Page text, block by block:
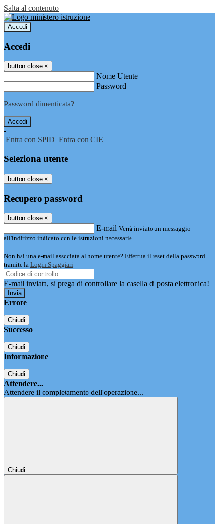
Salta al contenuto
Accedi
Accedi
button close ×
Nome Utente
Password
Password dimenticata?
-
Entra con SPID Entra con CIE
Seleziona utente
button close ×
Recupero password
button close ×
E-mail Verrà inviato un messaggio
all'indirizzo indicato con le istruzioni necessarie.
Non hai una e-mail associata al nome utente? Effettua il reset della password
tramite la Login Spaggiari
E-mail inviata, si prega di controllare la casella di posta elettronica!
Errore
Chiudi
Successo
Chiudi
Informazione
Chiudi
Attendere...
Attendere il completamento dell'operazione...
Chiudi